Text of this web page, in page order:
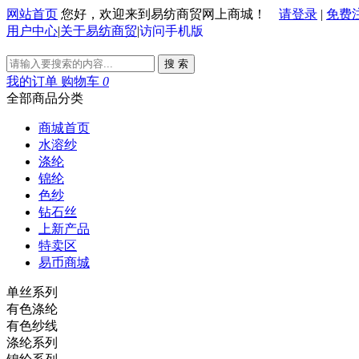
网站首页 您好，欢迎来到易纺商贸网上商城！ 请登录 | 免费
用户中心|关于易纺商贸|访问手机版
搜 索
我的订单 购物车 0
全部商品分类
商城首页
水溶纱
涤纶
锦纶
色纱
钻石丝
上新产品
特卖区
易币商城
单丝系列
有色涤纶
有色纱线
涤纶系列